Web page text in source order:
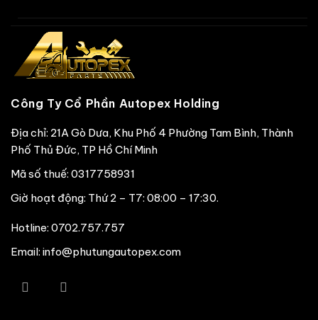
Công Ty Cổ Phần Autopex Holding
Địa chỉ: 21A Gò Dưa, Khu Phố 4 Phường Tam Bình, Thành
Phố Thủ Đức, TP Hồ Chí Minh
Mã số thuế: 0317758931
Giờ hoạt động: Thứ 2 – T7: 08:00 – 17:30.
Hotline: 0702.757.757
Email: info@phutungautopex.com